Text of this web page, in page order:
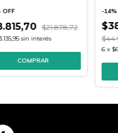
OFF
$21.878,72
sin interés
-14
6 x